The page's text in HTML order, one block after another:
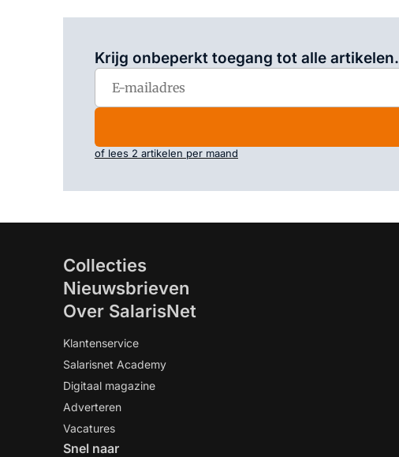
Krijg onbeperkt toegang tot alle artikelen.
of lees 2 artikelen per maand
Collecties
Nieuwsbrieven
Over SalarisNet
Klantenservice
Salarisnet Academy
Digitaal magazine
Adverteren
Vacatures
Snel naar